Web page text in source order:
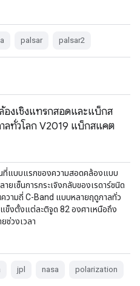
palsar palsar2
องเชิงแทรกสอดและแบ็กส
ลทั่วโลก V2019 แบ็กสแคต
ที่แบบแรกของความสอดคล้องแบบ
ยเซ็นการกระเจิงกลับของเรดาร์ชนิด
วามถี่ C-Band แบบหลายฤดูกาลทั่ว
ข็งตั้งแต่ละติจูด 82 องศาเหนือถึง
ช่วงเวลา
jpl nasa polarization